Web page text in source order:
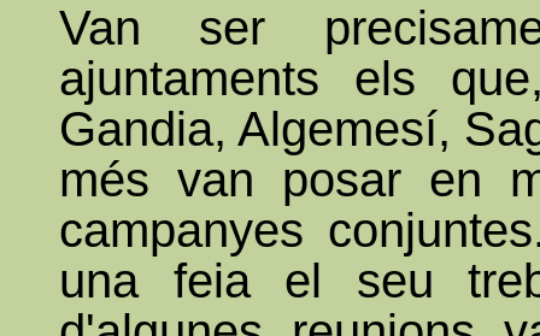
Van ser
ajuntaments els
Gandia, Algemesí,
més van posar en
campanyes
una feia el seu